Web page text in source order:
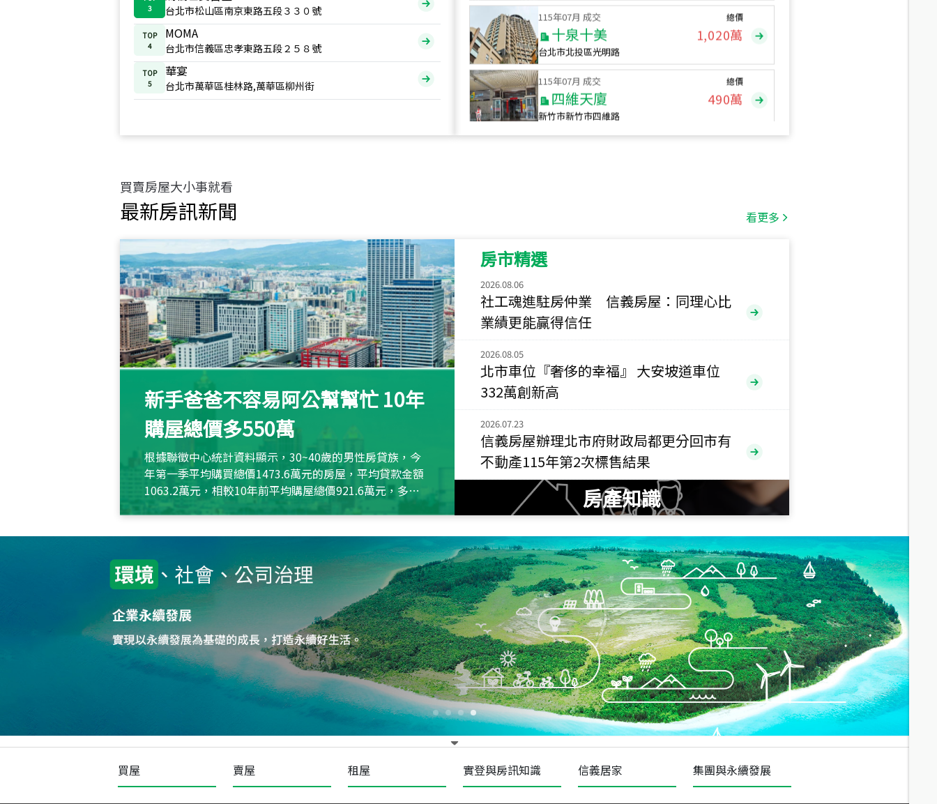
3
台北市松山區南京東路五段３３０號
TOP
4
MOMA
台北市信義區忠孝東路五段２５８號
TOP
5
華宴
台北市萬華區桂林路,萬華區柳州街
十泉十美
台北市北投區光明路
1,020萬
四維天廈
新竹市新竹市四維路
490萬
115
115年07月 成交
小西華 1,938萬
115年
捷豹
115年07月 成交
十泉十美
台北市北投區光明路
總價
115年07月 成交
新竹市新竹市四維路
總價
115年07月 成交
菁英典藏
新竹市新竹市慈祥路
總價
1,808萬
買賣房屋大小事就看
最新房訊新聞 看更多
新手爸爸不容易阿公幫幫忙 10年
購屋總價多550萬
根據聯徵中心統計資料顯示，30~40歲的男性房貸族，今
年第一季平均購買總價1473.6萬元的房屋，平均貸款金額
1063.2萬元，相較10年前平均購屋總價921.6萬元，多出
約550萬元，且貸款金額也多
房市精選
2026.08.06
社工魂進駐房仲業 信義房屋：同理心比
業績更能贏得信任
2026.08.05
北市車位『奢侈的幸福』 大安坡道車位
332萬創新高
2026.07.23
信義房屋辦理北市府財政局都更分回市有
不動產115年第2次標售結果
房產知識
買屋 賣屋 租屋 實登與房訊知識 信義居家 集團與永續發展